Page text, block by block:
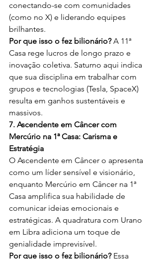
conectando-se com comunidades
(como no X) e liderando equipes
brilhantes.
Por que isso o fez bilionário? A 11ª
Casa rege lucros de longo prazo e
inovação coletiva. Saturno aqui indica
que sua disciplina em trabalhar com
grupos e tecnologias (Tesla, SpaceX)
resulta em ganhos sustentáveis e
massivos.
7. Ascendente em Câncer com
Mercúrio na 1ª Casa: Carisma e
Estratégia
O Ascendente em Câncer o apresenta
como um líder sensível e visionário,
enquanto Mercúrio em Câncer na 1ª
Casa amplifica sua habilidade de
comunicar ideias emocionais e
estratégicas. A quadratura com Urano
em Libra adiciona um toque de
genialidade imprevisível.
Por que isso o fez bilionário? Essa